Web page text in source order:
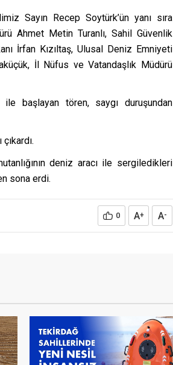
Sayın Recep Soytürk’ün yanı sıra
Ahmet Metin Turanlı, Sahil Güvenlik
İrfan Kızıltaş, Ulusal Deniz Emniyeti
İl Nüfus ve Vatandaşlık Müdürü
ile başlayan tören, saygı duruşundan
deniz aracı ile sergiledikleri
sona erdi.
0 A+ A-